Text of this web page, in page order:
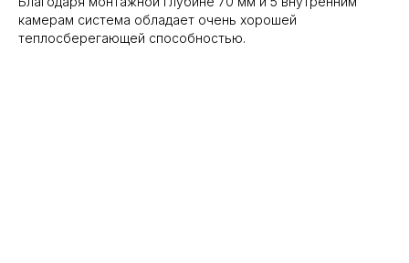
камерам система обладает очень хорошей
теплосберегающей способностью.